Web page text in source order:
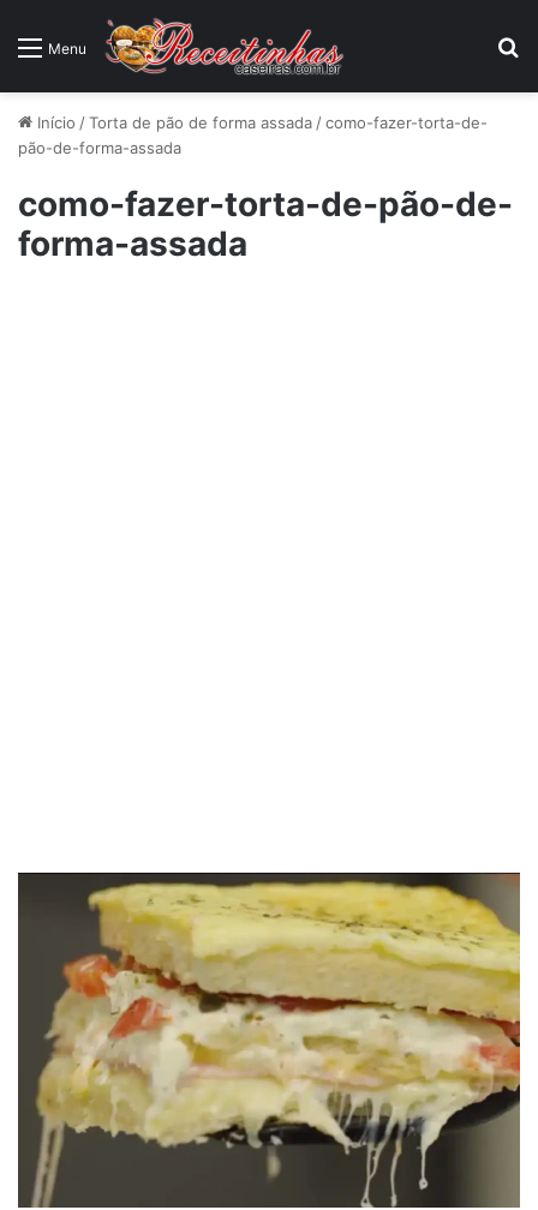
Menu
Início /Torta de pão de forma assada /como-fazer-torta-de-
pão-de-forma-assada
como-fazer-torta-de-pão-de-
forma-assada